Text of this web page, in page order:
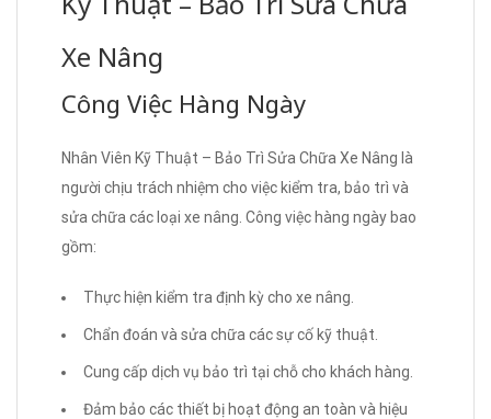
Xe Nâng
Công Việc Hàng Ngày
Nhân Viên Kỹ Thuật – Bảo Trì Sửa Chữa Xe Nâng là
người chịu trách nhiệm cho việc kiểm tra, bảo trì và
sửa chữa các loại xe nâng. Công việc hàng ngày bao
gồm:
Thực hiện kiểm tra định kỳ cho xe nâng.
Chẩn đoán và sửa chữa các sự cố kỹ thuật.
Cung cấp dịch vụ bảo trì tại chỗ cho khách hàng.
Đảm bảo các thiết bị hoạt động an toàn và hiệu